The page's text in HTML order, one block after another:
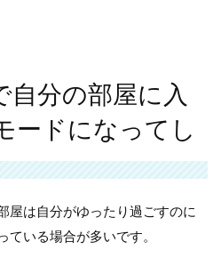
分の部屋に入
ードになってし
屋は自分がゆったり過ごすのに
いる場合が多いです。